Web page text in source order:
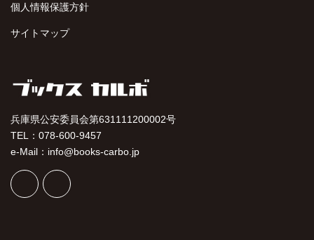
個人情報保護方針
サイトマップ
兵庫県公安委員会第631111200002号
TEL：078-600-9457
e-Mail：info@books-carbo.jp